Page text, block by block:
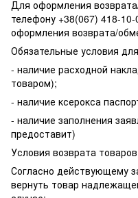
Для оформления
телефону +38(067) 418-
оформления возврата/
Обязательные условия
- наличие расходной
товаром);
- наличие ксерокса
- наличие заполнения
предоставит)
Условия возврата
Согласно действующему
вернуть товар